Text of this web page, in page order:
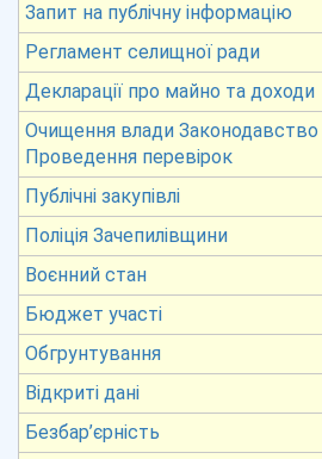
Запит на публічну інформацію
Регламент селищної ради
Декларації про майно та доходи
Очищення влади Законодавство
Проведення перевірок
Публічні закупівлі
Поліція Зачепилівщини
Воєнний стан
Бюджет участі
Обгрунтування
Відкриті дані
Безбар’єрність